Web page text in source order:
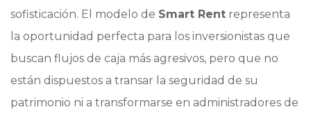
sofisticación. El modelo de Smart Rent representa
la oportunidad perfecta para los inversionistas que
buscan flujos de caja más agresivos, pero que no
están dispuestos a transar la seguridad de su
patrimonio ni a transformarse en administradores de